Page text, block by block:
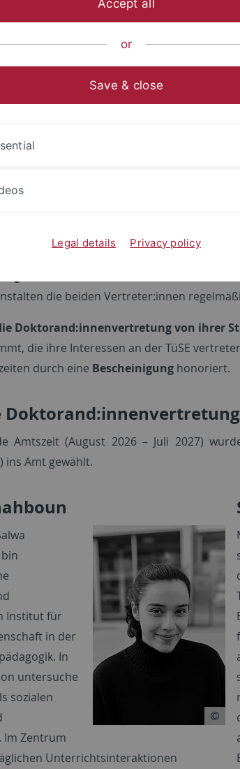
in
stehen für die
Arbeiten an den lehrerbildenden
ihrer Funktion nehmen sie an den
Belange der Doktorand:innen gegenüber
sie
aktiven Einfluss auf die
auf das Programm des jährlichen
zwischen der TüSE und der Statusgruppe
stetigen
der über die verschiedenen
die beiden Vertreter:innen
Doktorand:innenvertretung von ihrer
die ihre Interessen an der TüSE
durch eine Bescheinigung honoriert.
Amtszeit (August 2026 – Juli 2027)
ins Amt gewählt.
Institut für
in der
In
untersuche
sozialen
Im Zentrum
Unterrichtsinteraktionen
Accept all
or
Save & close
Legal details Privacy policy